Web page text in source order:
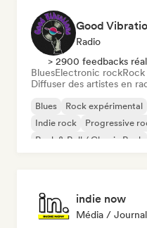
Good
Radio
> 2900 feedbacks
BluesElectronic rock
Diffuser des artistes en
Blues Rock expérimental
Indie rock
Progressive
Rock & Roll / Classic Rock
indie now
Média /